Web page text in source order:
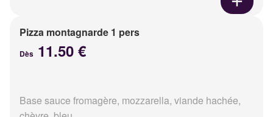
Pizza montagnarde 1 pers
Dès 11.50 €
Base sauce fromagère, mozzarella, viande hachée,